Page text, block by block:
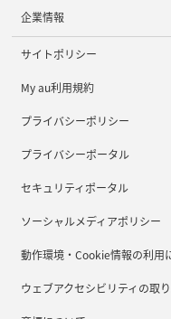
企業情報
サイトポリシー
My au利用規約
プライバシーポリシー
プライバシーポータル
セキュリティポータル
ソーシャルメディアポリシー
動作環境・Cookie情報の利用
ウェブアクセシビリティの取